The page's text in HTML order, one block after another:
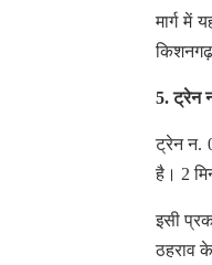
मार्ग में
5. ट्रेन
ट्रेन न.
है। 2
इसी
ठहराव